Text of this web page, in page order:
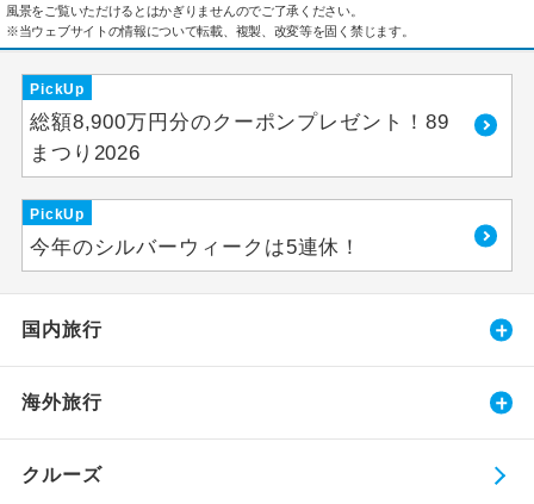
風景をご覧いただけるとはかぎりませんのでご了承ください。
※当ウェブサイトの情報について転載、複製、改変等を固く禁じます。
PickUp
総額8,900万円分のクーポンプレゼント！89
まつり2026
PickUp
今年のシルバーウィークは5連休！
国内旅行
海外旅行
クルーズ